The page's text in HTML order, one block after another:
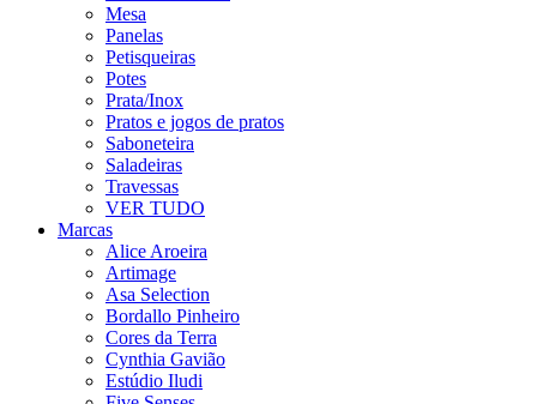
Mesa
Panelas
Petisqueiras
Potes
Prata/Inox
Pratos e jogos de pratos
Saboneteira
Saladeiras
Travessas
VER TUDO
Marcas
Alice Aroeira
Artimage
Asa Selection
Bordallo Pinheiro
Cores da Terra
Cynthia Gavião
Estúdio Iludi